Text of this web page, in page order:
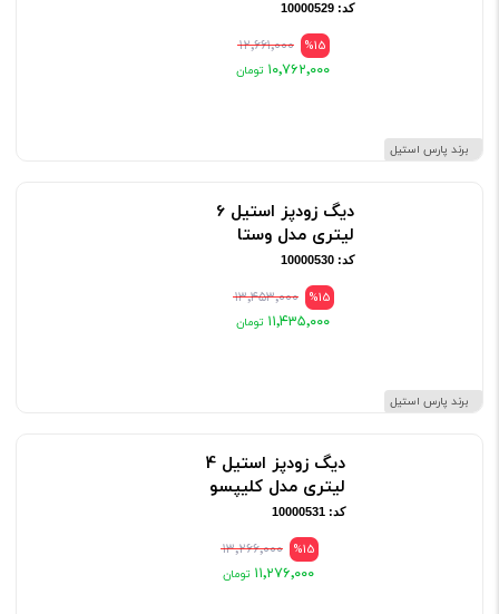
برند پارس استیل
کد: 10000529
%15 ۱۲٬۶۶۱٬۰۰۰
۱۰٬۷۶۲٬۰۰۰
برند پارس استیل
دیگ زودپز استیل 6
لیتری مدل وستا
کد: 10000530
%15 ۱۳٬۴۵۳٬۰۰۰
۱۱٬۴۳۵٬۰۰۰
دیگ زودپز استیل 4
لیتری مدل کلیپسو
کد: 10000531
%15 ۱۳٬۲۶۶٬۰۰۰
۱۱٬۲۷۶٬۰۰۰